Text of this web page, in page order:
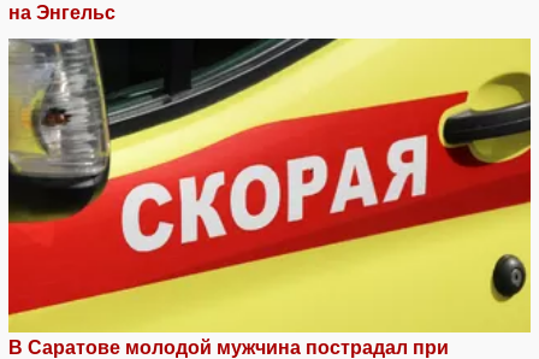
на Энгельс
В Саратове молодой мужчина пострадал при